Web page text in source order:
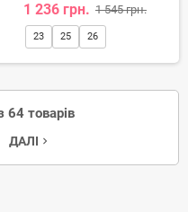
1 236 грн. 1 545 грн.
23 25 26
64 товарів
ДАЛІ navigate_next